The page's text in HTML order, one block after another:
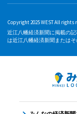
Copyright 2025 WEST All rights
近江八幡経済新聞に掲載の
は近江八幡経済新聞またはそ